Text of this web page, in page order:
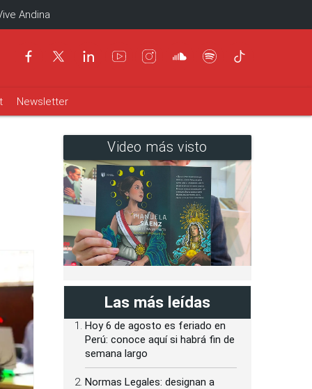
Andina
Newsletter
Video más visto
Las más leídas
Hoy 6 de agosto es feriado en
Perú: conoce aquí si habrá fin de
semana largo
Normas Legales: designan a